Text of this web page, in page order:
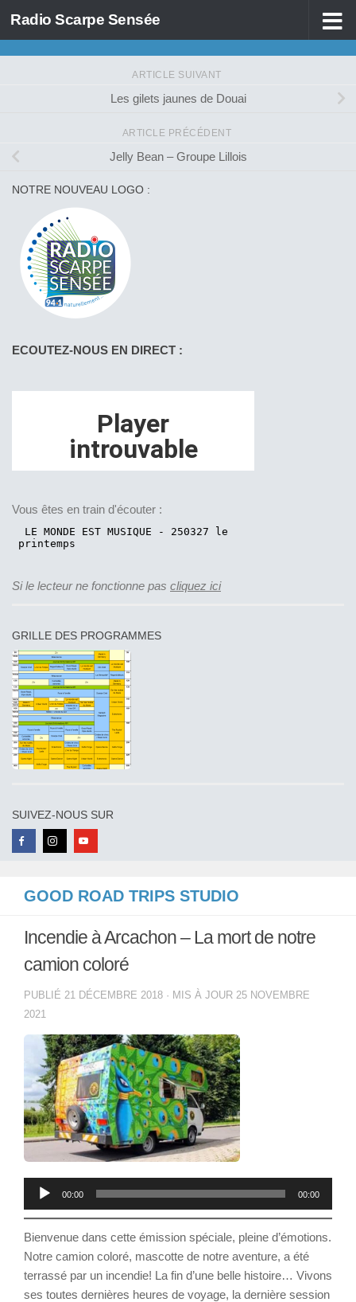
Skip to content
Radio Scarpe Sensée
GOOD ROAD TRIPS STUDIO
Incendie à Arcachon – La mort de notre
camion coloré
PUBLIÉ 21 DÉCEMBRE 2018 · MIS À JOUR 25 NOVEMBRE
2021
Lecteur
00:00 00:00
Bienvenue dans cette émission spéciale, pleine d’émotions.
Notre camion coloré, mascotte de notre aventure, a été
terrassé par un incendie! La fin d’une belle histoire… Vivons
ses toutes dernières heures de voyage, la dernière session
ARTICLE SUIVANT
Les gilets jaunes de Douai
ARTICLE PRÉCÉDENT
Jelly Bean – Groupe Lillois
NOTRE NOUVEAU LOGO :
ECOUTEZ-NOUS EN DIRECT :
Vous êtes en train d'écouter :
Si le lecteur ne fonctionne pas cliquez ici
GRILLE DES PROGRAMMES
SUIVEZ-NOUS SUR